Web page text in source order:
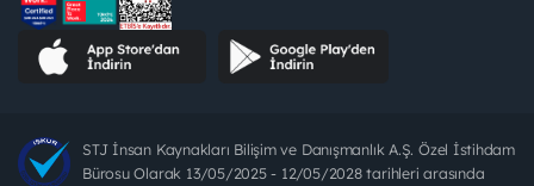
STJ İnsan Kaynakları Bilişim ve Danışmanlık A.Ş. Özel İstihdam
Bürosu Olarak 13/05/2025 - 12/05/2028 tarihleri arasında